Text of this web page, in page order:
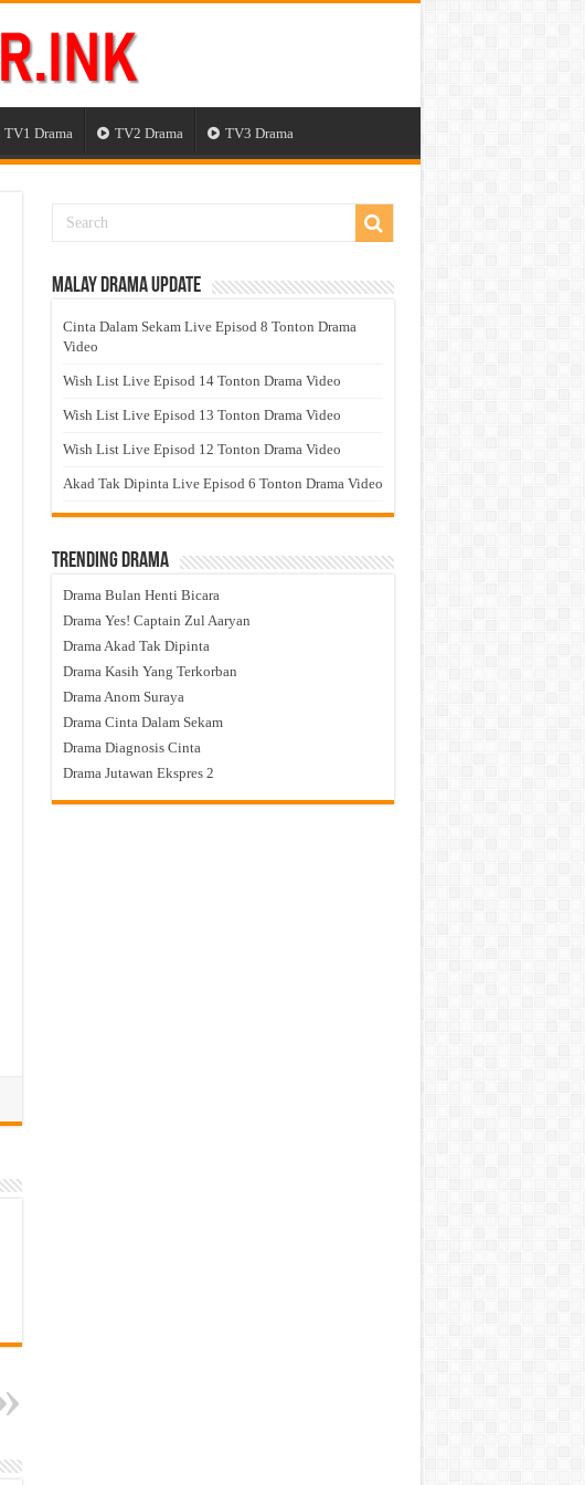
TV1 Drama TV2 Drama TV3 Drama
Malay Drama Update
Cinta Dalam Sekam Live Episod 8 Tonton Drama
Video
Wish List Live Episod 14 Tonton Drama Video
Wish List Live Episod 13 Tonton Drama Video
Wish List Live Episod 12 Tonton Drama Video
Akad Tak Dipinta Live Episod 6 Tonton Drama Video
Trending Drama
Drama Bulan Henti Bicara
Drama Yes! Captain Zul Aaryan
Drama Akad Tak Dipinta
Drama Kasih Yang Terkorban
Drama Anom Suraya
Drama Cinta Dalam Sekam
Drama Diagnosis Cinta
Drama Jutawan Ekspres 2